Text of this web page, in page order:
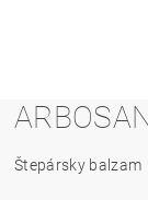
Štepársky balzam